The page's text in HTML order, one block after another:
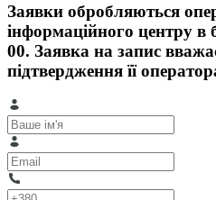
Заявки обробляються
інформаційного центру в
00. Заявка на запис
підтвердження її